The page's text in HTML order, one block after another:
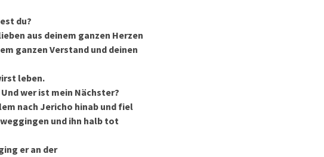
du?
aus deinem ganzen Herzen
ganzen Verstand und deinen
leben.
wer ist mein Nächster?
nach Jericho hinab und fiel
und ihn halb tot
er an der